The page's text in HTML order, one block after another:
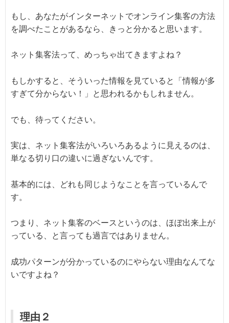
もし、あなたがインターネットでオンライン集客の方法
を調べたことがあるなら、きっと分かると思います。
ネット集客法って、めっちゃ出てきますよね？
もしかすると、そういった情報を見ていると「情報が多
すぎて分からない！」と思われるかもしれません。
でも、待ってください。
実は、ネット集客法がいろいろあるように見えるのは、
単なる切り口の違いに過ぎないんです。
基本的には、どれも同じようなことを言っているんで
す。
つまり、ネット集客のベースというのは、ほぼ出来上が
っている、と言っても過言ではありません。
成功パターンが分かっているのにやらない理由なんてな
いですよね？
理由２